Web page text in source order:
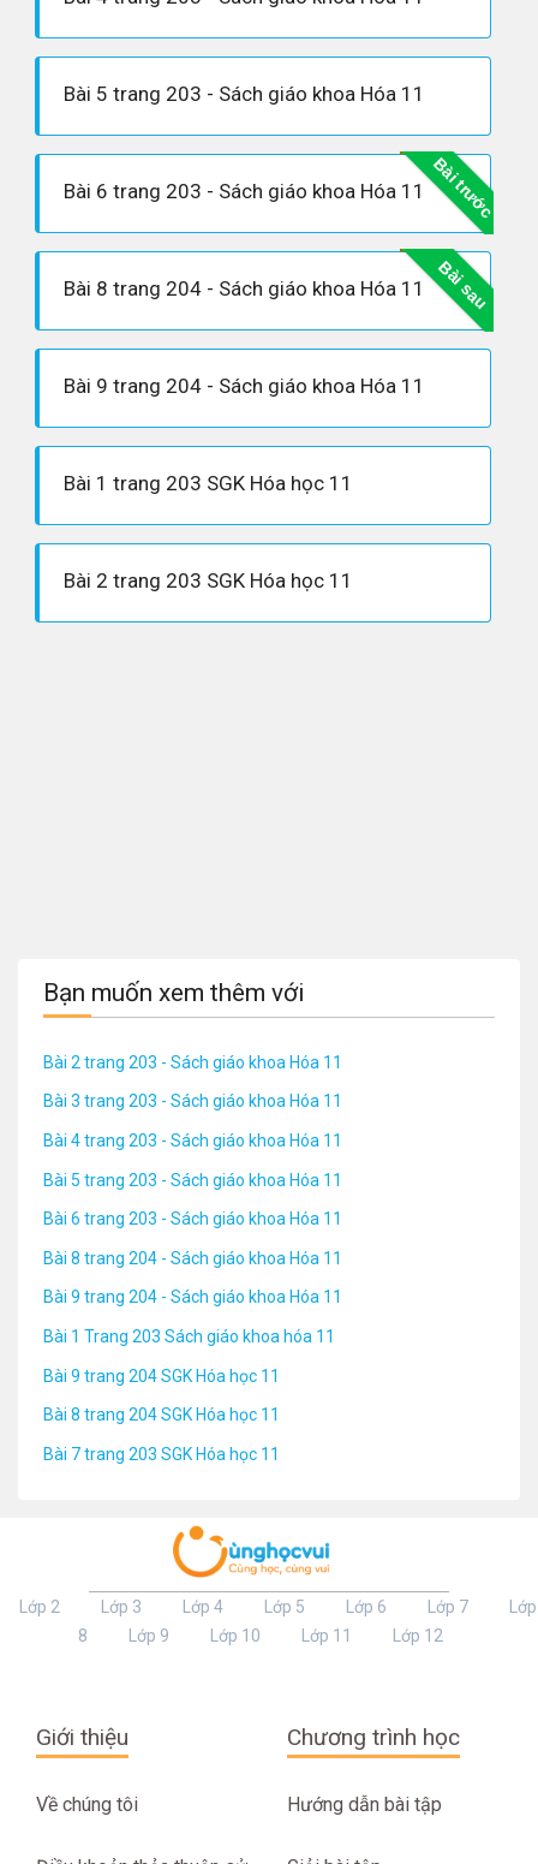
Bài 5 trang 203 - Sách giáo khoa Hóa 11
Bài trước
Bài 6 trang 203 - Sách giáo khoa Hóa 11
Bài sau
Bài 8 trang 204 - Sách giáo khoa Hóa 11
Bài 9 trang 204 - Sách giáo khoa Hóa 11
Bài 1 trang 203 SGK Hóa học 11
Bài 2 trang 203 SGK Hóa học 11
Bạn muốn xem thêm với
Bài 2 trang 203 - Sách giáo khoa Hóa 11
Bài 3 trang 203 - Sách giáo khoa Hóa 11
Bài 4 trang 203 - Sách giáo khoa Hóa 11
Bài 5 trang 203 - Sách giáo khoa Hóa 11
Bài 6 trang 203 - Sách giáo khoa Hóa 11
Bài 8 trang 204 - Sách giáo khoa Hóa 11
Bài 9 trang 204 - Sách giáo khoa Hóa 11
Bài 1 Trang 203 Sách giáo khoa hóa 11
Bài 9 trang 204 SGK Hóa học 11
Bài 8 trang 204 SGK Hóa học 11
Bài 7 trang 203 SGK Hóa học 11
Lớp 2 Lớp 3 Lớp 4 Lớp 5 Lớp 6 Lớp 7
Lớp
8
Lớp 9 Lớp 10 Lớp 11 Lớp 12
Giới thiệu
Về chúng tôi
Chương trình học
Hướng dẫn bài tập